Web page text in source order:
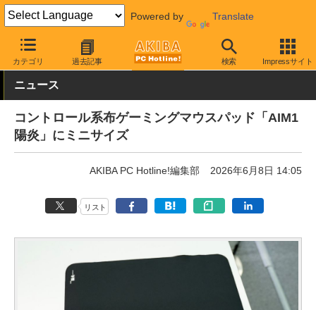
Powered by Translate
カテゴリ 過去記事 検索 Impressサイト
AKIBA PC Hotline! PC周辺機器 マウスパッド その他
ニュース
コントロール系布ゲーミングマウスパッド「AIM1
陽炎」にミニサイズ
AKIBA PC Hotline!編集部 2026年6月8日 14:05
リスト